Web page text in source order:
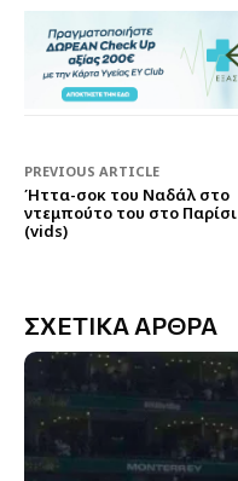
PREVIOUS ARTICLE
Ήττα-σοκ του Ναδάλ στο
ντεμπούτο του στο Παρίσι
(vids)
ΣΧΕΤΙΚΑ ΑΡΘΡΑ